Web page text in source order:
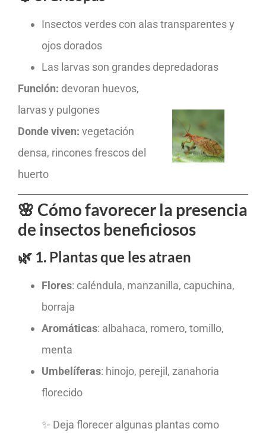
Insectos verdes con alas transparentes y
ojos dorados
Las larvas son grandes depredadoras
Función: devoran huevos,
larvas y pulgones
Donde viven: vegetación
densa, rincones frescos del
huerto
🌸 Cómo favorecer la presencia
de insectos beneficiosos
🌿 1. Plantas que les atraen
Flores: caléndula, manzanilla, capuchina,
borraja
Aromáticas: albahaca, romero, tomillo,
menta
Umbelíferas: hinojo, perejil, zanahoria
florecido
✨ Deja florecer algunas plantas como